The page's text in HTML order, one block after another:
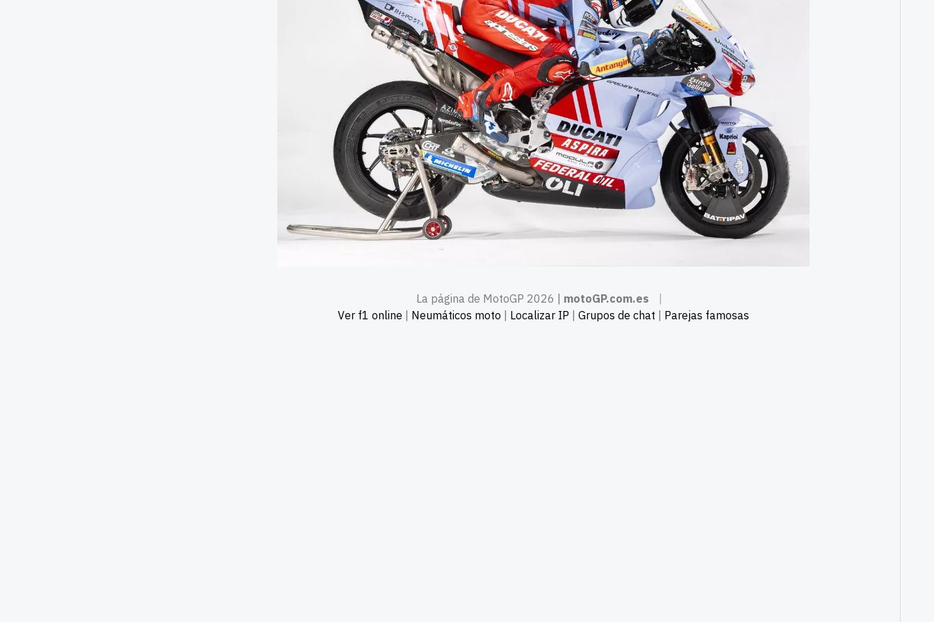
La página de MotoGP 2026 | motoGP.com.es
Ver f1 online
Neumáticos moto Localizar IP Grupos de chat Parejas famosas